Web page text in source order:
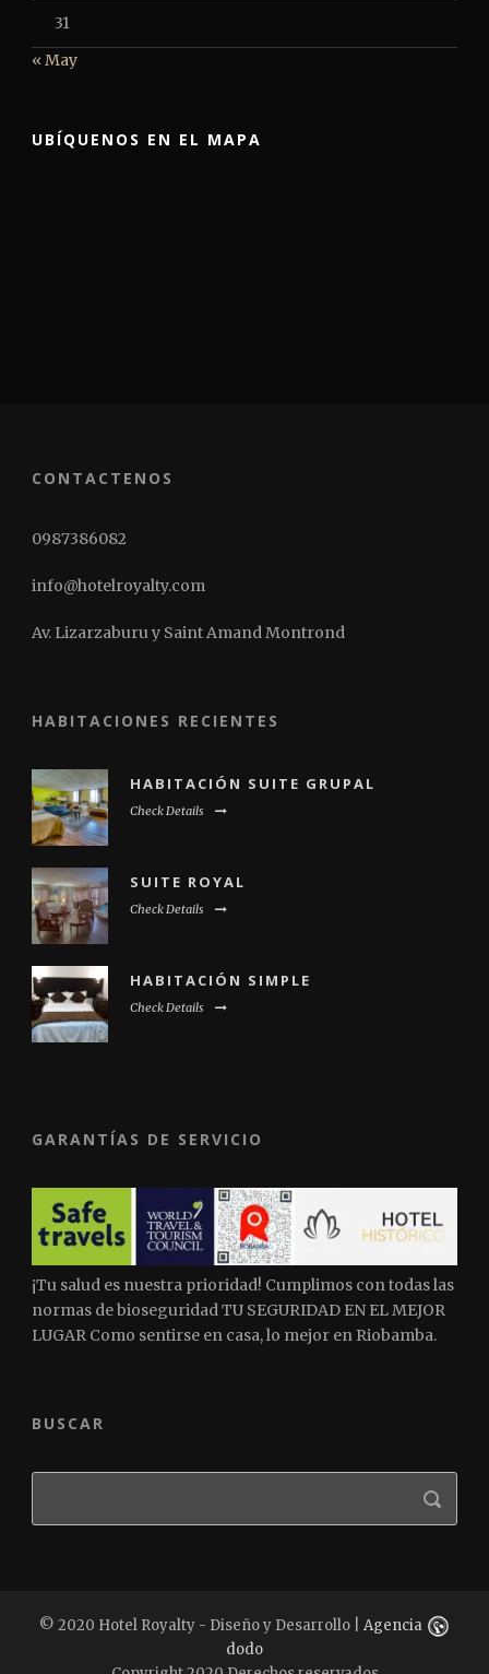
31
« May
UBÍQUENOS EN EL MAPA
CONTACTENOS
0987386082
info@hotelroyalty.com
Av. Lizarzaburu y Saint Amand Montrond
HABITACIONES RECIENTES
HABITACIÓN SUITE GRUPAL
Check Details
SUITE ROYAL
Check Details
HABITACIÓN SIMPLE
Check Details
GARANTÍAS DE SERVICIO
¡Tu salud es nuestra prioridad! Cumplimos con todas las
normas de bioseguridad TU SEGURIDAD EN EL MEJOR
LUGAR Como sentirse en casa, lo mejor en Riobamba.
BUSCAR
© 2020 Hotel Royalty - Diseño y Desarrollo | Agencia
dodo